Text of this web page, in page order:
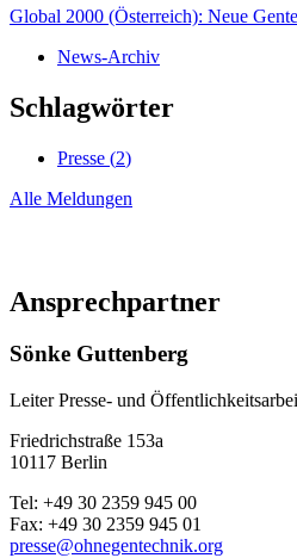
Global 2000 (Österreich): Neue
News-Archiv
Schlagwörter
Presse (2)
Alle Meldungen
Ansprechpartner
Sönke Guttenberg
Leiter Presse- und
Friedrichstraße 153a
10117 Berlin
Tel: +49 30 2359 945 00
Fax: +49 30 2359 945 01
presse@ohnegentechnik.org